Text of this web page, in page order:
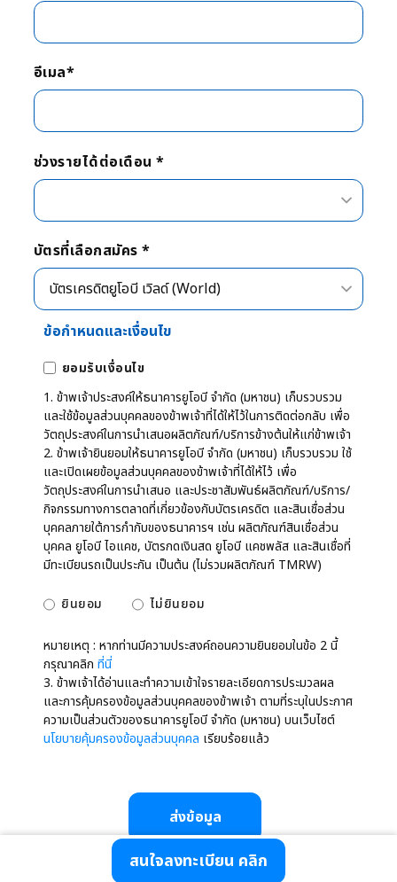
สนใจลงทะเบียน คลิก
อีเมล*
ช่วงรายได้ต่อเดือน *
บัตรที่เลือกสมัคร *
ข้อกำหนดและเงื่อนไข
ยอมรับเงื่อนไข
1. ข้าพเจ้าประสงค์ให้ธนาคารยูโอบี จำกัด (มหาชน) เก็บรวบรวม
และใช้ข้อมูลส่วนบุคคลของข้าพเจ้าที่ได้ให้ไว้ในการติดต่อกลับ เพื่อ
วัตถุประสงค์ในการนำเสนอผลิตภัณฑ์/บริการข้างต้นให้แก่ข้าพเจ้า
2. ข้าพเจ้ายินยอมให้ธนาคารยูโอบี จำกัด (มหาชน) เก็บรวบรวม ใช้
และเปิดเผยข้อมูลส่วนบุคคลของข้าพเจ้าที่ได้ให้ไว้ เพื่อ
วัตถุประสงค์ในการนำเสนอ และประชาสัมพันธ์ผลิตภัณฑ์/บริการ/
กิจกรรมทางการตลาดที่เกี่ยวข้องกับบัตรเครดิต และสินเชื่อส่วน
บุคคลภายใต้การกำกับของธนาคารฯ เช่น ผลิตภัณฑ์สินเชื่อส่วน
บุคคล ยูโอบี ไอแคช, บัตรกดเงินสด ยูโอบี แคชพลัส และสินเชื่อที่
มีทะเบียนรถเป็นประกัน เป็นต้น (ไม่รวมผลิตภัณฑ์ TMRW)
ยินยอม ไม่ยินยอม
หมายเหตุ : หากท่านมีความประสงค์ถอนความยินยอมในข้อ 2 นี้
กรุณาคลิกที่นี่
3. ข้าพเจ้าได้อ่านและทำความเข้าใจรายละเอียดการประมวลผล
และการคุ้มครองข้อมูลส่วนบุคคลของข้าพเจ้า ตามที่ระบุในประกาศ
ความเป็นส่วนตัวของธนาคารยูโอบี จำกัด (มหาชน) บนเว็บไซต์
นโยบายคุ้มครองข้อมูลส่วนบุคคล เรียบร้อยแล้ว
ส่งข้อมูล
สอบถามรายละเอียดเพิ่มเติมได้ที่ ศูนย์บริการลูกค้าธนาคารยูโอบี 0-2285-1555
สงวนลิขสิทธิ์ © 2567 ธนาคารยูโอบี จำกัด (มหาชน)